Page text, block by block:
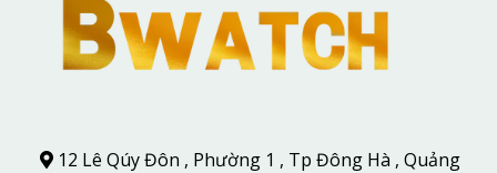
12 Lê Qúy Đôn , Phường 1 , Tp Đông Hà , Quảng